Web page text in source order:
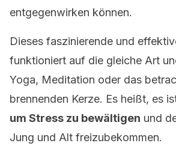
entgegenwirken können.
Dieses faszinierende und
funktioniert auf die gleiche Art
Yoga, Meditation oder das
brennenden Kerze. Es heißt, es
um Stress zu bewältigen und
Jung und Alt freizubekommen.